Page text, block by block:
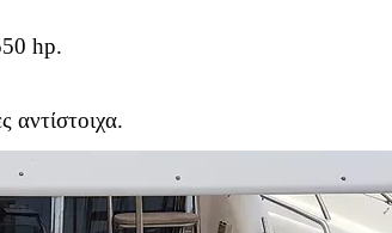
hp.
αντίστοιχα.